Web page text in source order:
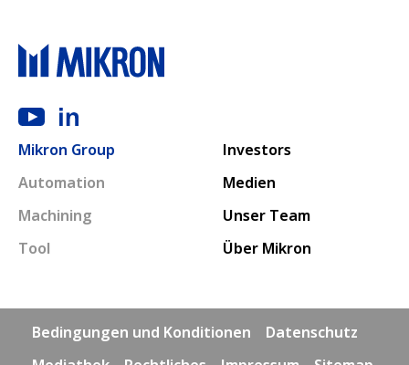
Mikron Group
Automation
Machining
Tool
Main navigation
Investors
Medien
Unser Team
Über Mikron
Footer links
Bedingungen und Konditionen
Datenschutz